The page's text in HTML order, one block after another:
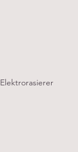
Elektrorasierer